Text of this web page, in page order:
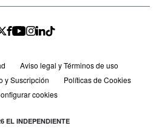
Aviso legal y Términos de uso
y Suscripción
Políticas de Cookies
cookies
EL INDEPENDIENTE